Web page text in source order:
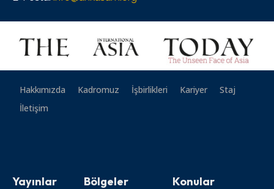
Hakkımızda Kadromuz İşbirlikleri Kariyer
Staj
İletişim
Yayınlar Bölgeler Konular